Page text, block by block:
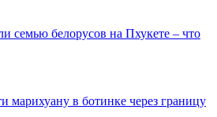
семью белорусов на Пхукете – что
марихуану в ботинке через границу